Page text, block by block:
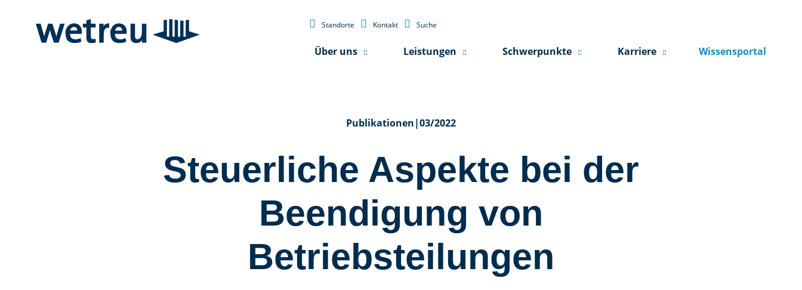
 Standorte  Kontakt  Suche
Über uns Leistungen Schwerpunkte Karriere Wissensportal
Publikationen|03/2022
Steuerliche Aspekte bei der
Beendigung von
Betriebsteilungen